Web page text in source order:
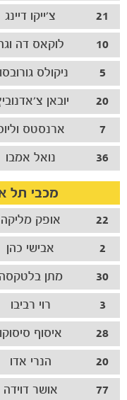
משחקים
ותוצאות
21
צ'ייקו דיינג
10
לוקאס דה
5
ניקולס
20
יובאן
7
ארנסטס
36
נואל אמבו
מכבי תל
22
אופק מליקה
2
אבישי כהן
30
מתן בלטקסה
3
רוי רביבו
28
איסוף סיסוקו
20
הנרי אדו
77
אושר דוידה